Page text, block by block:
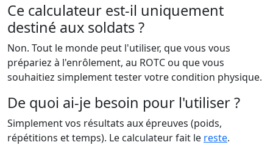
Ce calculateur est-il uniquement
destiné aux soldats ?
Non. Tout le monde peut l'utiliser, que vous vous
prépariez à l'enrôlement, au ROTC ou que vous
souhaitiez simplement tester votre condition physique.
De quoi ai-je besoin pour l'utiliser ?
Simplement vos résultats aux épreuves (poids,
répétitions et temps). Le calculateur fait le reste.